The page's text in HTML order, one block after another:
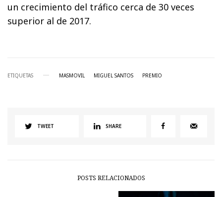
un crecimiento del tráfico cerca de 30 veces
superior al de 2017.
ETIQUETAS MASMOVIL MIGUEL SANTOS PREMIO
TWEET SHARE
POSTS RELACIONADOS